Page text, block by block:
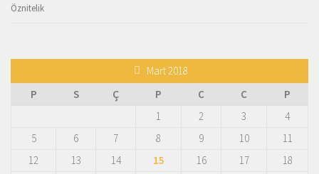
Öznitelik
Mart 2018
P
S Ç P C C
P
1
2 3
4
5
6 7 8 9 10
11
12
13 14 15 16 17 18